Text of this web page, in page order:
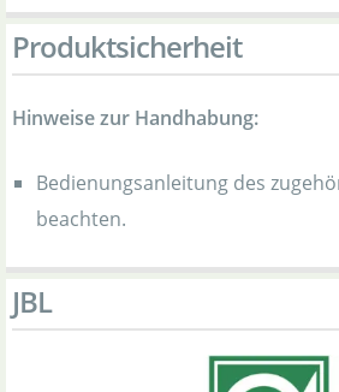
Produktsicherheit
Hinweise zur Handhabung:
Bedienungsanleitung des
beachten.
JBL